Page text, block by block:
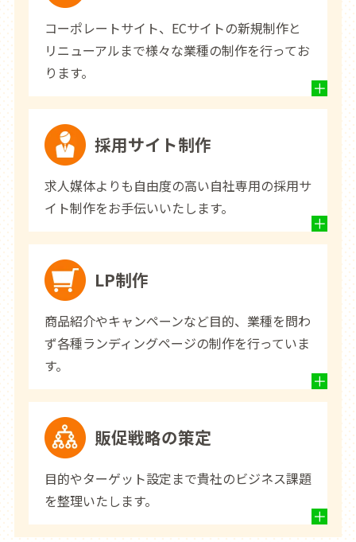
コーポレートサイト、ECサイトの新規制作と
リニューアルまで様々な業種の制作を行ってお
ります。
採用サイト制作
求人媒体よりも自由度の高い自社専用の採用サ
イト制作をお手伝いいたします。
LP制作
商品紹介やキャンペーンなど目的、業種を問わ
ず各種ランディングページの制作を行っていま
す。
販促戦略の策定
目的やターゲット設定まで貴社のビジネス課題
を整理いたします。